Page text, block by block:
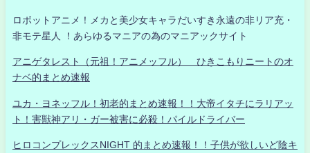
ロボットアニメ！メカと美少女キャラだいすき永遠の非リア充・
非モテ星人 ！あらゆるマニアの為のマニアックサイト
アニゲタレスト（元祖！アニメッフル） ひきこもりニートのオ
ナベ的まとめ速報
ユカ・ヨネッフル！初老的まとめ速報！！大帝イタチにラリアッ
ト！害獣神アリ・ガー被害に必殺！パイルドライバー
ヒロコンプレックスNIGHT 的まとめ速報！！子供が欲しいど陰キ